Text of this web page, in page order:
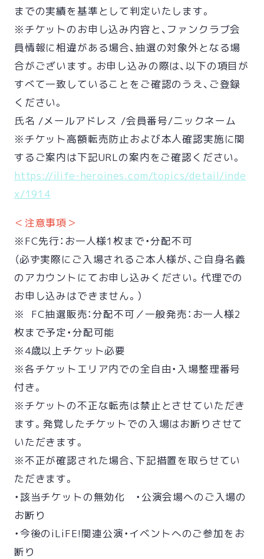
までの実績を基準として判定いたします。
※チケットのお申し込み内容と、ファンクラブ会
員情報に相違がある場合、抽選の対象外となる場
合がございます。お申し込みの際は、以下の項目が
すべて一致していることをご確認のうえ、ご登録
ください。
氏名 /メールアドレス /会員番号/ニックネーム
※チケット高額転売防止および本人確認実施に関
するご案内は下記URLの案内をご確認ください。
https://ilife-heroines.com/topics/detail/inde
x/1914
＜注意事項＞
※FC先行：お一人様1枚まで・分配不可
（必ず実際にご入場されるご本人様が、ご自身名義
のアカウントにてお申し込みください。代理での
お申し込みはできません。）
※ FC抽選販売：分配不可／一般発売：お一人様2
枚まで予定・分配可能
※4歳以上チケット必要
※各チケットエリア内での全自由・入場整理番号
付き。
※チケットの不正な転売は禁止とさせていただき
ます。発覚したチケットでの入場はお断りさせて
いただきます。
※不正が確認された場合、下記措置を取らせてい
ただきます。
・該当チケットの無効化 ・公演会場へのご入場の
お断り
・今後のiLiFE!関連公演・イベントへのご参加をお
断り